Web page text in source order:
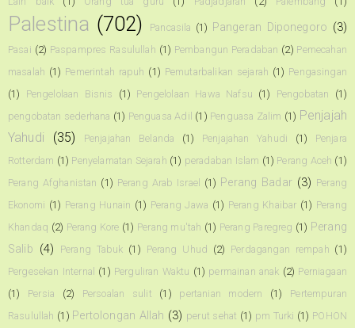
Palestina (702) Pancasila (1) Pangeran Diponegoro (3)
Pasai (2) Paspampres Rasulullah (1) Pembangun Peradaban (2) Pemecahan
masalah (1) Pemerintah rapuh (1) Pemutarbalikan sejarah (1) Pengasingan
(1)
Pengelolaan Bisnis (1) Pengelolaan Hawa Nafsu (1) Pengobatan
(1)
pengobatan sederhana (1) Penguasa Adil (1) Penguasa Zalim (1) Penjajah
Yahudi
(35) Penjajahan Belanda (1) Penjajahan Yahudi (1)
Penjara
Rotterdam (1) Penyelamatan Sejarah (1) peradaban Islam (1) Perang Aceh (1)
Perang Afghanistan (1) Perang Arab Israel (1) Perang Badar (3) Perang
Ekonomi (1) Perang Hunain (1) Perang Jawa (1) Perang Khaibar (1) Perang
Khandaq (2) Perang Kore (1) Perang mu'tah (1) Perang Paregreg (1) Perang
Salib (4) Perang Tabuk (1) Perang Uhud (2) Perdagangan rempah (1)
Pergesekan Internal (1) Perguliran Waktu (1) permainan anak (2) Perniagaan
(1)
Persia (2) Persoalan sulit (1) pertanian modern (1)
Pertempuran
Rasulullah (1) Pertolongan Allah (3) perut sehat (1) pm Turki (1) POHON